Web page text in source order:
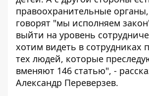
правоохранительные
говорят "мы исполняем
выйти на уровень
хотим видеть в сотрудниках
тех людей, которые
вменяют 146 статью", -
Александр Переверзев.